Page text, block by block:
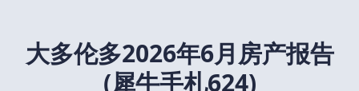
大多伦多2026年6月房产报告
(犀牛手札624)